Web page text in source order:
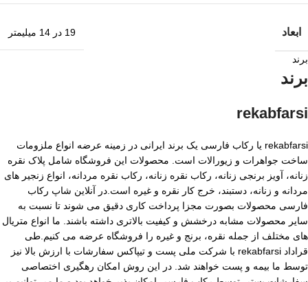
ابعاد 19 در 14 میلیمتر
برند
برند
rekabfarsi
rekabfarsi یا رکاب فارسی یک برند ایرانی در زمینه عرضه انواع ملزومات
ساخت جواهرات و زیورالات است. محصولات این فروشگاه شامل پلاک نقره
زنانه، آویز برنجی زنانه، رکاب نقره زنانه، رکاب نقره مردانه، انواع زنجیر های
مردانه و زنانه، دستبند، خرج کار نقره و غیره است.در آنلاین شاپ رکاب
فارسی محصولات بصورت مجزا پرداخت کاری دقیق می شوند تا نسبت به
سایر محصولات مشابه درخشش و کیفیت بالاتری داشته باشند. ما انواع متریال
های مختلف از جمله نقره، برنج و غیره را فروشگاه عرضه می کنیم.طی
قراداد rekabfarsi با شرکت ملی پست و تیپاکس سفارشات با ارزش بالا نیز
توسط ما بیمه و پست خواهند شد. در این روش امکان رهگیری اختصاصی